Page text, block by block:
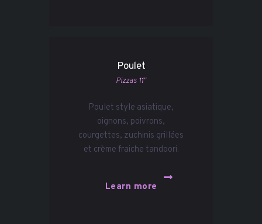
Poulet
Pizzas 11"
Poulet style asiatique,
oignons, poivrons,
courgettes, zuchinis grillées
et crème fraiche tandoori.
Learn more